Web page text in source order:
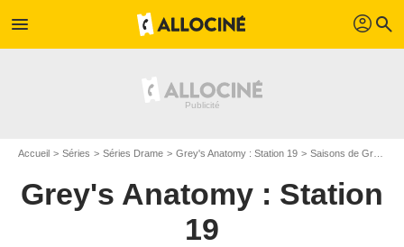
menu profil search
Accueil Séries Séries Drame Grey's Anatomy : Station 19 Saisons de Grey's Anatomy : Station 19
Grey's Anatomy : Station
19